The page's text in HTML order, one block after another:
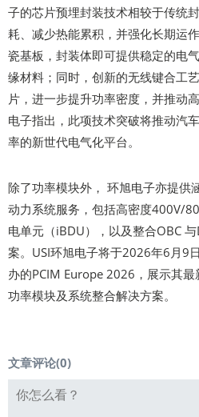
子的芯片预埋封装技术相较于传统
耗、减少热能累积，并强化长期运
瓷基板，封装体即可提供稳定的电
缘材料；同时，创新的无线键合工
片，进一步提升功率密度，并推动
电子指出，此项技术突破将推动汽
率的新世代电气化平台。
除了功率模块外， 环旭电子亦提供
动力系统服务，包括高密度400V/
电单元（iBDU），以及整合OBC
案。USI环旭电子将于2026年6月9
办的PCIM Europe 2026，展示其
功率模块及系统整合解决方案。
文章评论(0)